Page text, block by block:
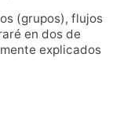
(grupos), flujos
en dos de
explicados